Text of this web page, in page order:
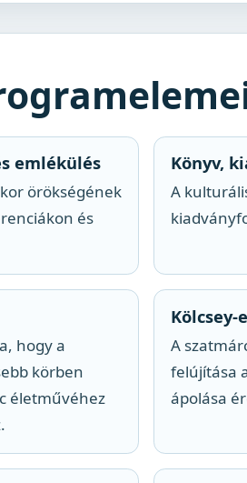
emlékülés
örökségének
és
Könyv,
A
hogy a
körben
életművéhez
Kölcsey-
A
felújítása
ápolása